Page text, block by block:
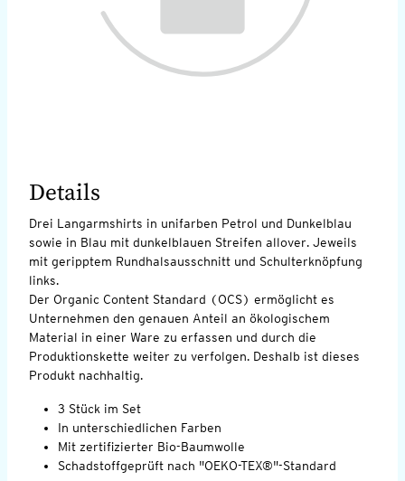
Details
Drei Langarmshirts in unifarben Petrol und Dunkelblau
sowie in Blau mit dunkelblauen Streifen allover. Jeweils
mit geripptem Rundhalsausschnitt und Schulterknöpfung
links.
Der Organic Content Standard (OCS) ermöglicht es
Unternehmen den genauen Anteil an ökologischem
Material in einer Ware zu erfassen und durch die
Produktionskette weiter zu verfolgen. Deshalb ist dieses
Produkt nachhaltig.
3 Stück im Set
In unterschiedlichen Farben
Mit zertifizierter Bio-Baumwolle
Schadstoffgeprüft nach "OEKO-TEX®"-Standard